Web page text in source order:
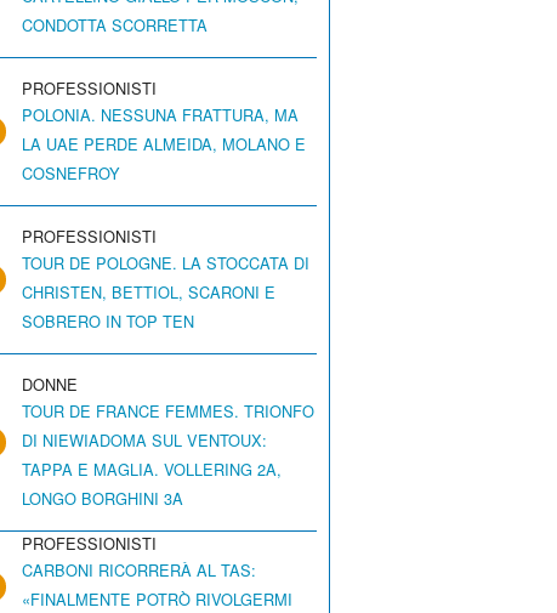
CONDOTTA SCORRETTA
PROFESSIONISTI
POLONIA. NESSUNA FRATTURA, MA
LA UAE PERDE ALMEIDA, MOLANO E
COSNEFROY
PROFESSIONISTI
TOUR DE POLOGNE. LA STOCCATA DI
CHRISTEN, BETTIOL, SCARONI E
SOBRERO IN TOP TEN
DONNE
TOUR DE FRANCE FEMMES. TRIONFO
DI NIEWIADOMA SUL VENTOUX:
TAPPA E MAGLIA. VOLLERING 2A,
LONGO BORGHINI 3A
PROFESSIONISTI
CARBONI RICORRERÀ AL TAS:
«FINALMENTE POTRÒ RIVOLGERMI